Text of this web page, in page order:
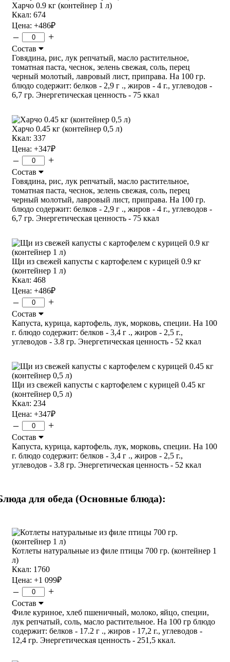
Харчо 0.9 кг (контейнер 1 л)
Ккал: 674
Цена: +486₽
– +
Состав
Говядина, рис, лук репчатый, масло растительное,
томатная паста, чеснок, зелень свежая, соль, перец
черный молотый, лавровый лист, приправа. На 100 гр.
блюдо содержит: белков - 2,9 г ., жиров - 4 г., углеводов -
6,7 гр. Энергетическая ценность - 75 ккал
Харчо 0.45 кг (контейнер 0,5 л)
Ккал: 337
Цена: +347₽
– +
Состав
Говядина, рис, лук репчатый, масло растительное,
томатная паста, чеснок, зелень свежая, соль, перец
черный молотый, лавровый лист, приправа. На 100 гр.
блюдо содержит: белков - 2,9 г ., жиров - 4 г., углеводов -
6,7 гр. Энергетическая ценность - 75 ккал
Щи из свежей капусты с картофелем с курицей 0.9 кг
(контейнер 1 л)
Ккал: 468
Цена: +486₽
– +
Состав
Капуста, курица, картофель, лук, морковь, специи. На 100
г. блюдо содержит: белков - 3,4 г ., жиров - 2,5 г.,
углеводов - 3.8 гр. Энергетическая ценность - 52 ккал
Щи из свежей капусты с картофелем с курицей 0.45 кг
(контейнер 0,5 л)
Ккал: 234
Цена: +347₽
– +
Состав
Капуста, курица, картофель, лук, морковь, специи. На 100
г. блюдо содержит: белков - 3,4 г ., жиров - 2,5 г.,
углеводов - 3.8 гр. Энергетическая ценность - 52 ккал
для обеда (Основные блюда):
Котлеты натуральные из филе птицы 700 гр. (контейнер 1
л)
Ккал: 1760
Цена: +1 099₽
– +
Состав
Филе куриное, хлеб пшеничный, молоко, яйцо, специи,
лук репчатый, соль, масло растительное. На 100 гр блюдо
содержит: белков - 17.2 г ., жиров - 17,2 г., углеводов -
12,4 гр. Энергетическая ценность - 251,5 ккал.